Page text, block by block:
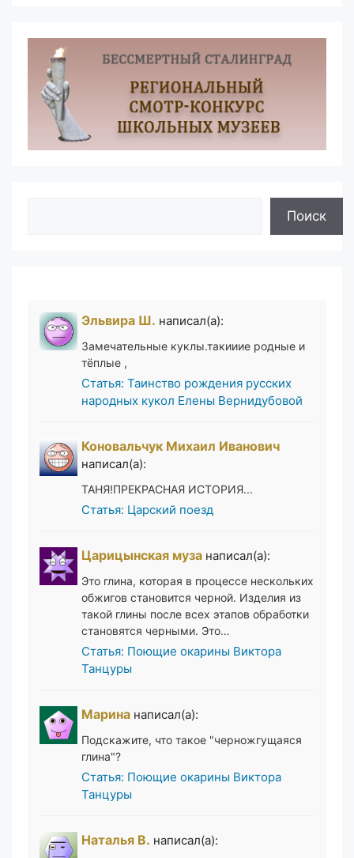
Поиск
Эльвира Ш. написал(а):
Замечательные куклы.такииие родные и
тёплые ,
Статья: Таинство рождения русских
народных кукол Елены Вернидубовой
Коновальчук Михаил Иванович
написал(а):
ТАНЯ!ПРЕКРАСНАЯ ИСТОРИЯ...
Статья: Царский поезд
Царицынская муза написал(а):
Это глина, которая в процессе нескольких
обжигов становится черной. Изделия из
такой глины после всех этапов обработки
становятся черными. Это…
Статья: Поющие окарины Виктора
Танцуры
Марина написал(а):
Подскажите, что такое "черножгущаяся
глина"?
Статья: Поющие окарины Виктора
Танцуры
Наталья В. написал(а):